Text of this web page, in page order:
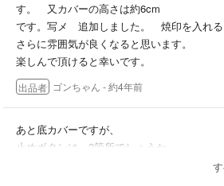
す。 又カバーの高さは約6cm
です。写メ 追加しました。 焼印を入れる
さらに雰囲気が良くなると思います。
楽しんで頂けると幸いです。
出品者 ゴンちゃん - 約4年前
あと底カバーですが、
止めボタンは、2箇所でしょうか。